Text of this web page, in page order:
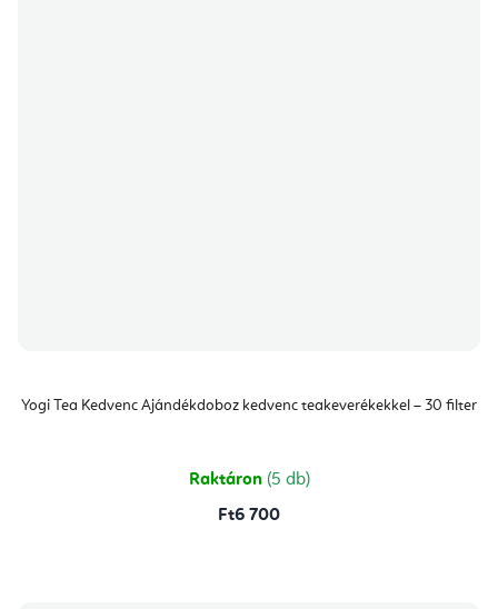
Yogi Tea Kedvenc Ajándékdoboz kedvenc teakeverékekkel – 30 filter
Raktáron (5 db)
Ft6 700